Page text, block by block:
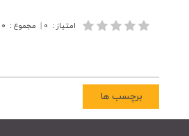
امتیاز : ۰ | مجموع : ۰
برچسب ها